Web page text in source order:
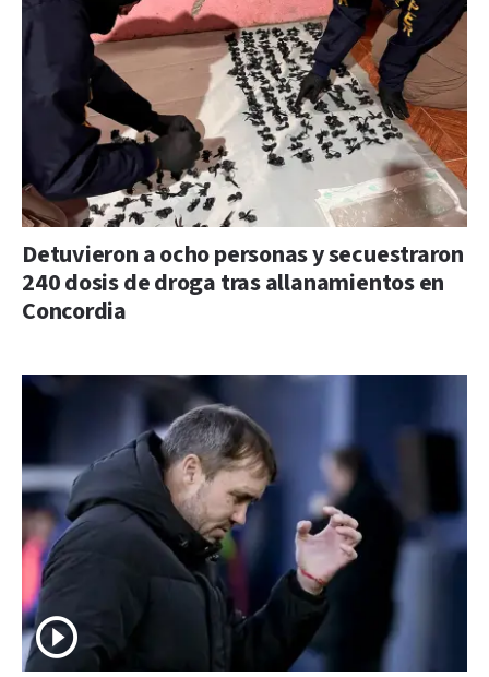
Detuvieron a ocho personas y secuestraron
240 dosis de droga tras allanamientos en
Concordia